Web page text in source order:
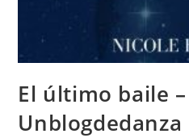
El último baile –
Unblogdedanza